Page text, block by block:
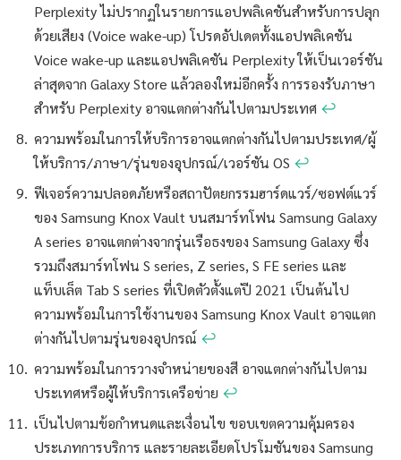
Perplexity ไม่ปรากฏในรายการแอปพลิเคชันสำหรับการปลุก
ด้วยเสียง (Voice wake-up) โปรดอัปเดตทั้งแอปพลิเคชัน
Voice wake-up และแอปพลิเคชัน Perplexity ให้เป็นเวอร์ชัน
ล่าสุดจาก Galaxy Store แล้วลองใหม่อีกครั้ง การรองรับภาษา
สำหรับ Perplexity อาจแตกต่างกันไปตามประเทศ ↩︎
ความพร้อมในการให้บริการอาจแตกต่างกันไปตามประเทศ/ผู้
ให้บริการ/ภาษา/รุ่นของอุปกรณ์/เวอร์ชัน OS ↩︎
ฟีเจอร์ความปลอดภัยหรือสถาปัตยกรรมฮาร์ดแวร์/ซอฟต์แวร์
ของ Samsung Knox Vault บนสมาร์ทโฟน Samsung Galaxy
A series อาจแตกต่างจากรุ่นเรือธงของ Samsung Galaxy ซึ่ง
รวมถึงสมาร์ทโฟน S series, Z series, S FE series และ
แท็บเล็ต Tab S series ที่เปิดตัวตั้งแต่ปี 2021 เป็นต้นไป
ความพร้อมในการใช้งานของ Samsung Knox Vault อาจแตก
ต่างกันไปตามรุ่นของอุปกรณ์ ↩︎
ความพร้อมในการวางจำหน่ายของสี อาจแตกต่างกันไปตาม
ประเทศหรือผู้ให้บริการเครือข่าย ↩︎
เป็นไปตามข้อกำหนดและเงื่อนไข ขอบเขตความคุ้มครอง
ประเภทการบริการ และรายละเอียดโปรโมชันของ Samsung